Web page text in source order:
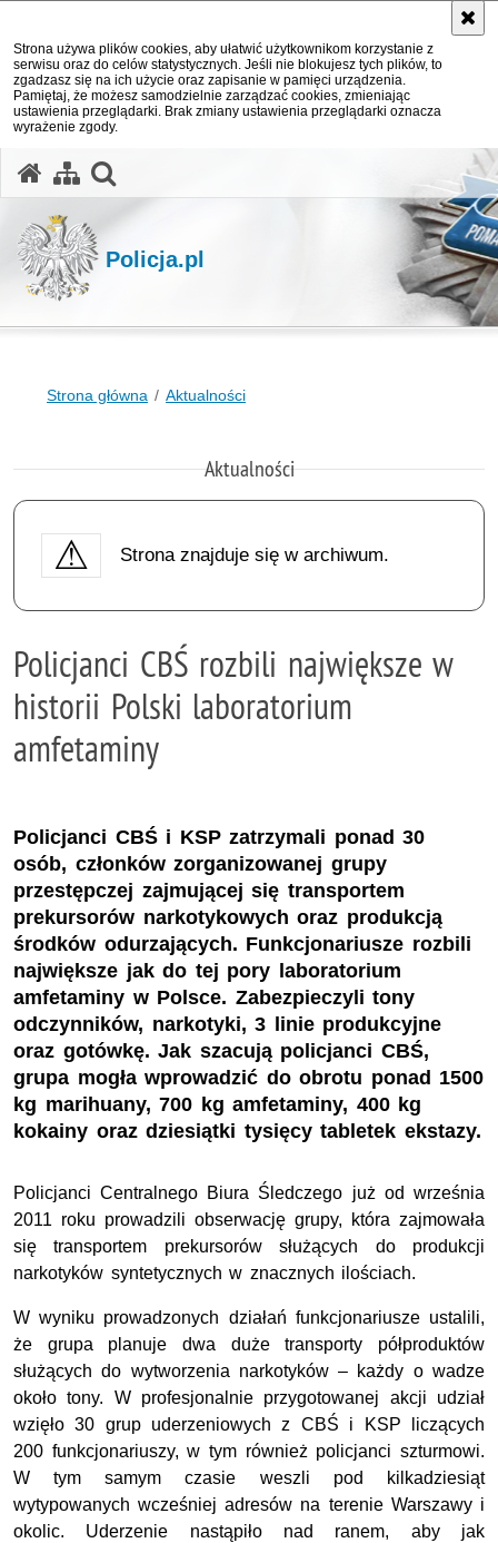
Strona używa plików cookies, aby ułatwić użytkownikom korzystanie z
serwisu oraz do celów statystycznych. Jeśli nie blokujesz tych plików, to
zgadzasz się na ich użycie oraz zapisanie w pamięci urządzenia.
Pamiętaj, że możesz samodzielnie zarządzać cookies, zmieniając
ustawienia przeglądarki. Brak zmiany ustawienia przeglądarki oznacza
wyrażenie zgody.
Policja.pl
Strona główna Aktualności
Aktualności
Strona znajduje się w archiwum.
Policjanci CBŚ rozbili największe w
historii Polski laboratorium
amfetaminy
Policjanci CBŚ i KSP zatrzymali ponad 30
osób, członków zorganizowanej grupy
przestępczej zajmującej się transportem
prekursorów narkotykowych oraz produkcją
środków odurzających. Funkcjonariusze rozbili
największe jak do tej pory laboratorium
amfetaminy w Polsce. Zabezpieczyli tony
odczynników, narkotyki, 3 linie produkcyjne
oraz gotówkę. Jak szacują policjanci CBŚ,
grupa mogła wprowadzić do obrotu ponad 1500
kg marihuany, 700 kg amfetaminy, 400 kg
kokainy oraz dziesiątki tysięcy tabletek ekstazy.
Policjanci Centralnego Biura Śledczego już od września
2011 roku prowadzili obserwację grupy, która zajmowała
się transportem prekursorów służących do produkcji
narkotyków syntetycznych w znacznych ilościach.
W wyniku prowadzonych działań funkcjonariusze ustalili,
że grupa planuje dwa duże transporty półproduktów
służących do wytworzenia narkotyków – każdy o wadze
około tony. W profesjonalnie przygotowanej akcji udział
wzięło 30 grup uderzeniowych z CBŚ i KSP liczących
200 funkcjonariuszy, w tym również policjanci szturmowi.
W tym samym czasie weszli pod kilkadziesiąt
wytypowanych wcześniej adresów na terenie Warszawy i
okolic. Uderzenie nastąpiło nad ranem, aby jak